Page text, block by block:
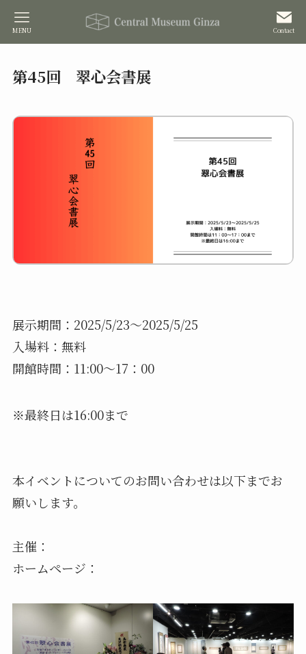
Contact
MENU
第45回 翠心会書展
展示期間：2025/5/23～2025/5/25
入場料：無料
開館時間：11:00～17：00
※最終日は16:00まで
本イベントについてのお問い合わせは以下までお
願いします。
主催：
ホームページ：